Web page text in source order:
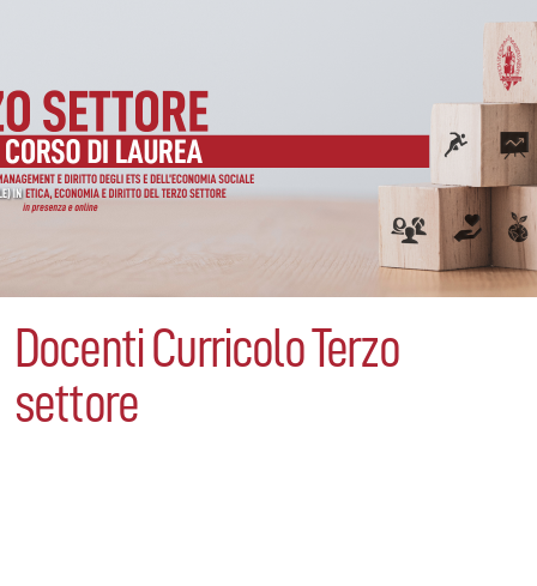
Docenti Curricolo Terzo
settore